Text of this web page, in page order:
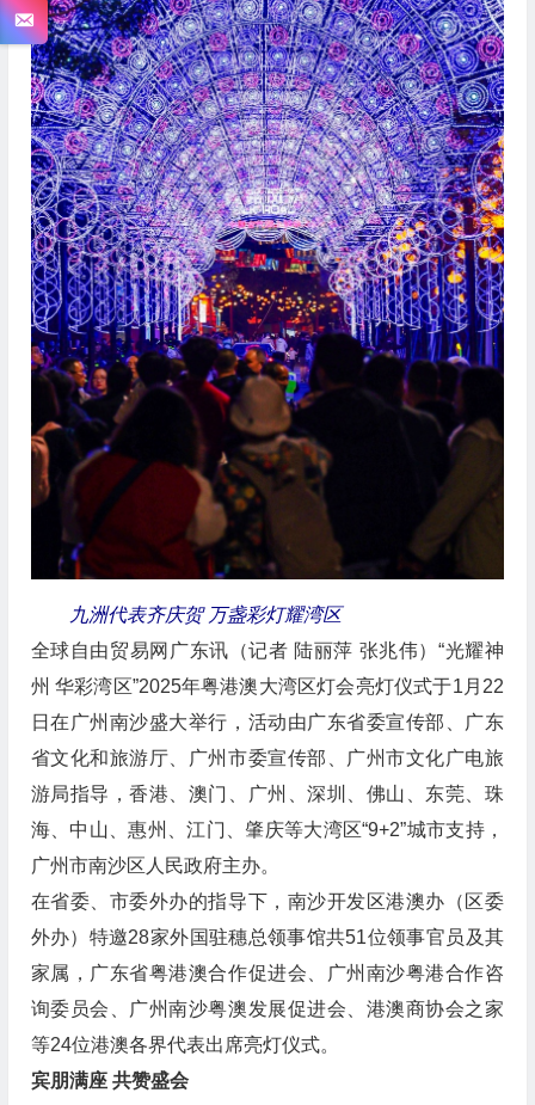
九洲代表齐庆贺 万盏彩灯耀湾区
全球自由贸易网广东讯（记者 陆丽萍 张兆伟）“光耀神
州 华彩湾区”2025年粤港澳大湾区灯会亮灯仪式于1月22
日在广州南沙盛大举行，活动由广东省委宣传部、广东
省文化和旅游厅、广州市委宣传部、广州市文化广电旅
游局指导，香港、澳门、广州、深圳、佛山、东莞、珠
海、中山、惠州、江门、肇庆等大湾区“9+2”城市支持，
广州市南沙区人民政府主办。
在省委、市委外办的指导下，南沙开发区港澳办（区委
外办）特邀28家外国驻穗总领事馆共51位领事官员及其
家属，广东省粤港澳合作促进会、广州南沙粤港合作咨
询委员会、广州南沙粤澳发展促进会、港澳商协会之家
等24位港澳各界代表出席亮灯仪式。
宾朋满座 共赞盛会